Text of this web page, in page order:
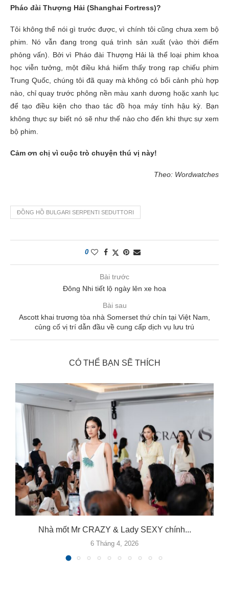
Pháo đài Thượng Hải (Shanghai Fortress)?
Tôi không thể nói gì trước được, vì chính tôi cũng chưa xem bộ
phim. Nó vẫn đang trong quá trình sản xuất (vào thời điểm
phỏng vấn). Bởi vì Pháo đài Thượng Hải là thể loại phim khoa
học viễn tưởng, một điều khá hiếm thấy trong rạp chiếu phim
Trung Quốc, chúng tôi đã quay mà không có bối cảnh phù hợp
nào, chỉ quay trước phông nền màu xanh dương hoặc xanh lục
để tạo điều kiện cho thao tác đồ họa máy tính hậu kỳ. Bạn
không thực sự biết nó sẽ như thế nào cho đến khi thực sự xem
bộ phim.
Cảm ơn chị vì cuộc trò chuyện thú vị này!
Theo: Wordwatches
ĐỒNG HỒ BULGARI SERPENTI SEDUTTORI
0
Bài trước
Đông Nhi tiết lộ ngày lên xe hoa
Bài sau
Ascott khai trương tòa nhà Somerset thứ chín tại Việt Nam,
củng cố vị trí dẫn đầu về cung cấp dịch vụ lưu trú
CÓ THỂ BẠN SẼ THÍCH
Nhà mốt Mr CRAZY & Lady SEXY chính...
6 Tháng 4, 2026